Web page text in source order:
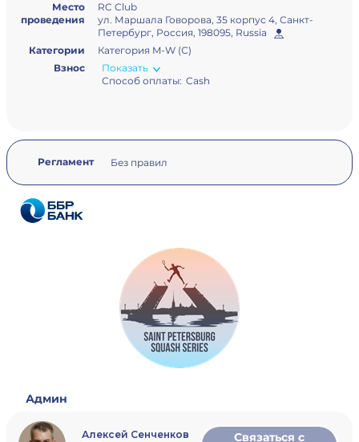
Место
проведения
RC Club
ул. Маршала Говорова, 35 корпус 4, Санкт-
Петербург, Россия, 198095, Russia
Категории
Категория M-W (С)
Взнос
Показать
Способ оплаты: Cash
Регламент Без правил
Админ
Алексей Сенченков Связаться с